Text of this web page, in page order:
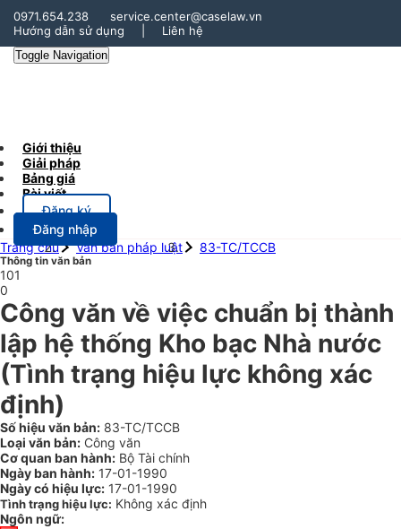
0971.654.238
service.center@caselaw.vn
Hướng dẫn sử dụng
Liên hệ
Toggle Navigation
Giới thiệu
Giải pháp
Bảng giá
Bài viết
Đăng ký
Đăng nhập
Trang chủ
Văn bản pháp luật 83-TC/TCCB
Thông tin văn bản
101
0
Công văn về việc chuẩn bị thành
lập hệ thống Kho bạc Nhà nước
(Tình trạng hiệu lực không xác
định)
Số hiệu văn bản: 83-TC/TCCB
Loại văn bản: Công văn
Cơ quan ban hành: Bộ Tài chính
Ngày ban hành: 17-01-1990
Ngày có hiệu lực: 17-01-1990
Tình trạng hiệu lực: Không xác định
Ngôn ngữ: